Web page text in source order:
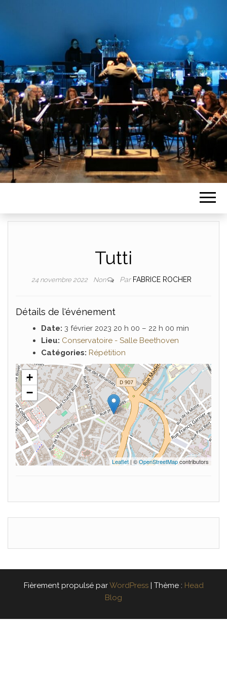
Tutti
24 novembre 2022 Non Par FABRICE ROCHER
Détails de l'événement
Date: 3 février 2023 20 h 00 – 22 h 00 min
Lieu: Conservatoire - Salle Beethoven
Catégories: Répétition
+
−
Leaflet| ©OpenStreetMapcontributors
Fièrement propulsé parWordPress | Thème : Head
Blog